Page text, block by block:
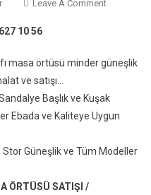
Leave A CommentOn
VE
ÖRTÜSÜ
SATIŞI /
ATEŞ
10 56
masa örtüsü minder güneşlik
ve satışı…
Başlık ve Kuşak
Ebada ve Kaliteye Uygun
Güneşlik ve Tüm Modeller
ÖRTÜSÜ SATIŞI /